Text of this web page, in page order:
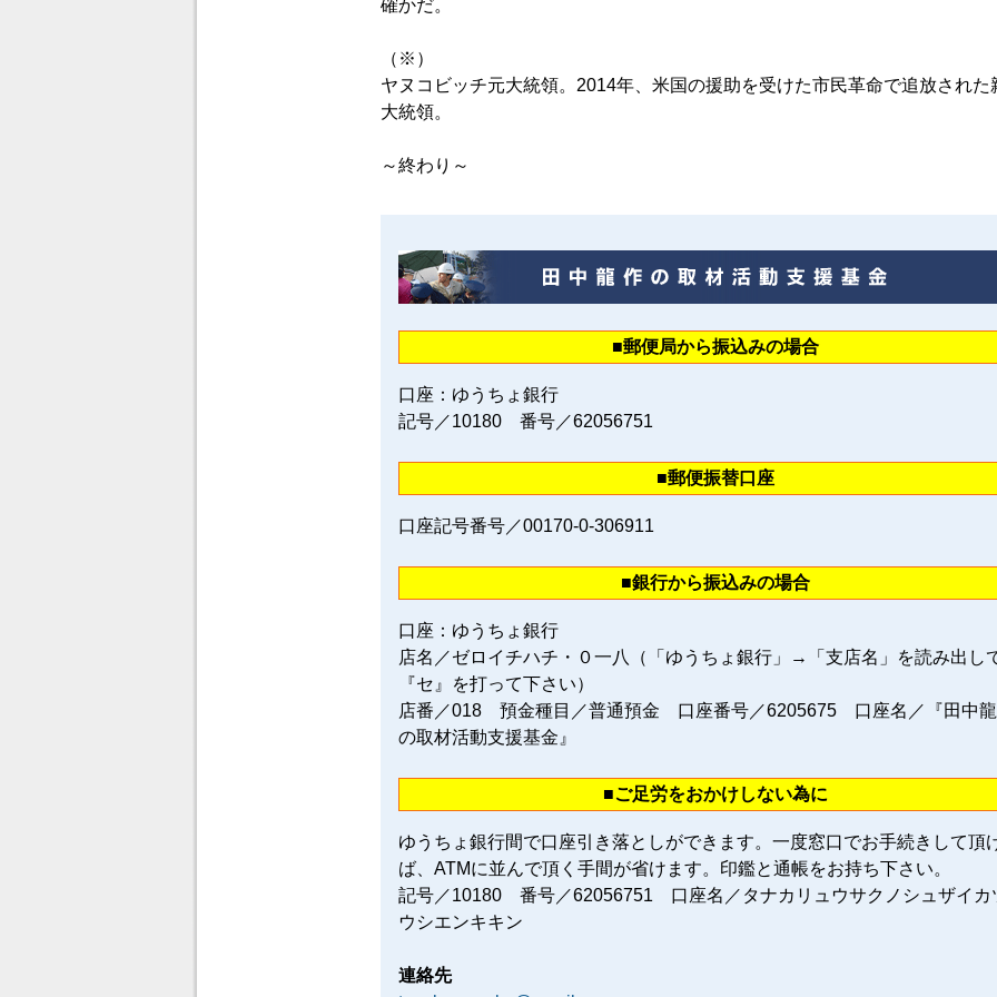
確かだ。
（※）
ヤヌコビッチ元大統領。2014年、米国の援助を受けた市民革命で追放された
大統領。
～終わり～
■郵便局から振込みの場合
口座：ゆうちょ銀行
記号／10180 番号／62056751
■郵便振替口座
口座記号番号／00170‐0‐306911
■銀行から振込みの場合
口座：ゆうちょ銀行
店名／ゼロイチハチ・０一八（「ゆうちょ銀行」→「支店名」を読み出し
『セ』を打って下さい）
店番／018 預金種目／普通預金 口座番号／6205675 口座名／『田中
の取材活動支援基金』
■ご足労をおかけしない為に
ゆうちょ銀行間で口座引き落としができます。一度窓口でお手続きして頂
ば、ATMに並んで頂く手間が省けます。印鑑と通帳をお持ち下さい。
記号／10180 番号／62056751 口座名／タナカリュウサクノシュザイカ
ウシエンキキン
連絡先